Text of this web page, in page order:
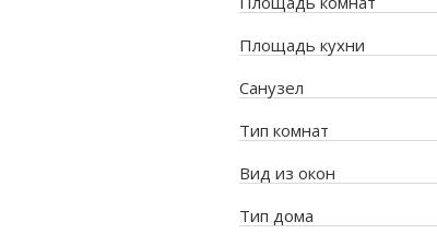
Площадь кухни
Санузел
Тип комнат
Вид из окон
Тип дома